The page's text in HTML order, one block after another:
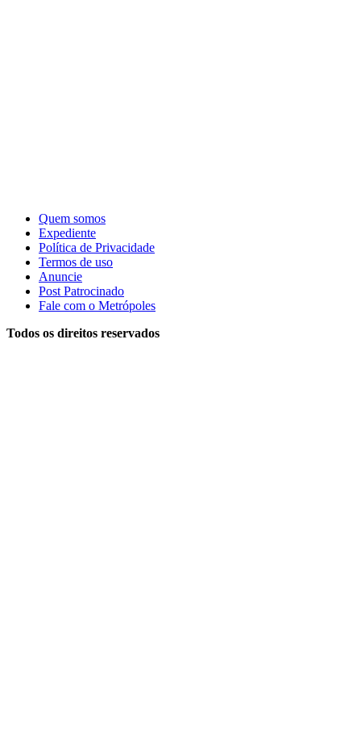
Quem somos
Expediente
Política de Privacidade
Termos de uso
Anuncie
Post Patrocinado
Fale com o Metrópoles
Todos os direitos reservados